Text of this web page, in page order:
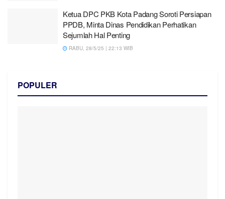
Ketua DPC PKB Kota Padang Soroti Persiapan
PPDB, Minta Dinas Pendidikan Perhatikan
Sejumlah Hal Penting
RABU, 28/5/25 | 22:13 WIB
POPULER